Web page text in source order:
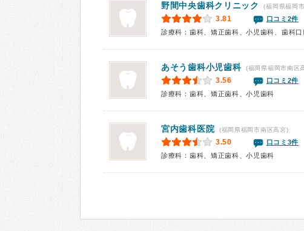
野間中央歯科クリニック (福岡県福岡
3.81
口コミ2件
診療科：歯科、矯正歯科、小児歯科、歯科口
あそう歯科小児歯科 (福岡県福岡市南区
3.56
口コミ2件
診療科：歯科、矯正歯科、小児歯科
宮内歯科医院 (福岡県福岡市南区高宮)
3.50
口コミ3件
診療科：歯科、矯正歯科、小児歯科